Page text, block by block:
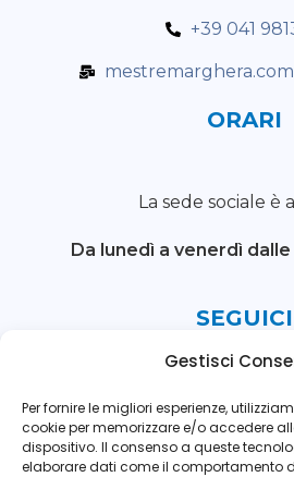
Gestisci
Per fornire le migliori esperienze,
cookie per memorizzare e/o accedere
dispositivo. Il consenso a queste
elaborare dati come il comportamento
+39 041
ORARI
La sede sociale è
Da lunedì a venerdì dalle
SEGUICI